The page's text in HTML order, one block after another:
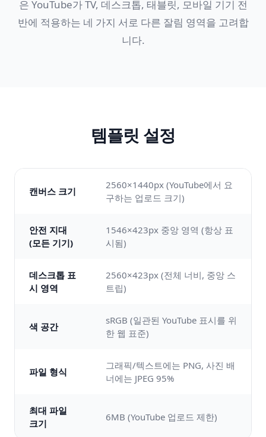
은 YouTube가 TV, 데스크톱, 태블릿, 모바일 기기 전
반에 적용하는 네 가지 서로 다른 잘림 영역을 고려합
니다.
템플릿 설정
캔버스 크기
2560×1440px (YouTube에서 요
구하는 업로드 크기)
안전 지대
(모든 기기)
1546×423px 중앙 영역 (항상 표
시됨)
데스크톱 표
시 영역
2560×423px (전체 너비, 중앙 스
트립)
색 공간
sRGB (일관된 YouTube 표시를 위
한 웹 표준)
파일 형식
그래픽/텍스트에는 PNG, 사진 배
너에는 JPEG 95%
최대 파일
크기
6MB (YouTube 업로드 제한)